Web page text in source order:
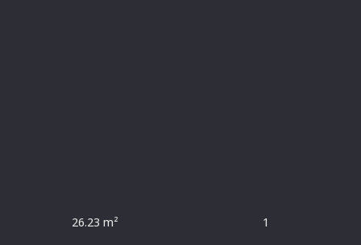
26.23m²
1